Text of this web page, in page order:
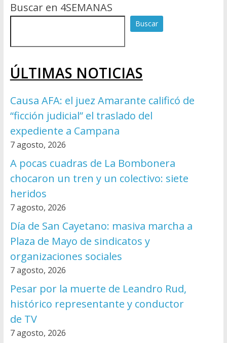
Buscar en 4SEMANAS
Buscar
ÚLTIMAS NOTICIAS
Causa AFA: el juez Amarante calificó de
“ficción judicial” el traslado del
expediente a Campana
7 agosto, 2026
A pocas cuadras de La Bombonera
chocaron un tren y un colectivo: siete
heridos
7 agosto, 2026
Día de San Cayetano: masiva marcha a
Plaza de Mayo de sindicatos y
organizaciones sociales
7 agosto, 2026
Pesar por la muerte de Leandro Rud,
histórico representante y conductor
de TV
7 agosto, 2026